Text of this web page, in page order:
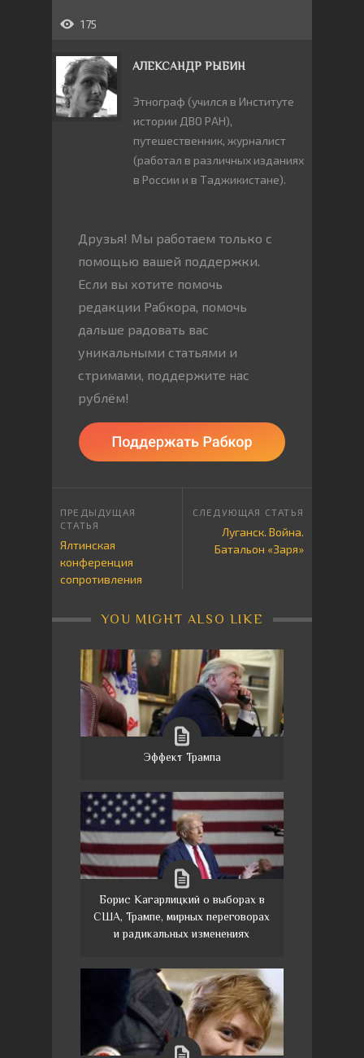
175
АЛЕКСАНДР РЫБИН
Этнограф (учился в Институте
истории ДВО РАН),
путешественник, журналист
(работал в различных изданиях
в России и в Таджикистане).
Друзья! Мы работаем только с
помощью вашей поддержки.
Если вы хотите помочь
редакции Рабкора, помочь
дальше радовать вас
уникальными статьями и
стримами, поддержите нас
рублём!
Ялтинская
конференция
сопротивления
Луганск. Война.
Батальон «Заря»
YOU MIGHT ALSO LIKE
Эффект Трампа
Борис Кагарлицкий о выборах в
США, Трампе, мирных переговорах
и радикальных изменениях